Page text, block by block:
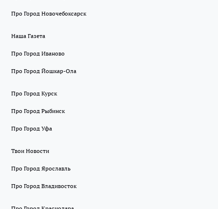
Про Город Новочебоксарск
Наша Газета
Про Город Иваново
Про Город Йошкар-Ола
Про Город Курск
Про Город Рыбинск
Про Город Уфа
Твои Новости
Про Город Ярославль
Про Город Владивосток